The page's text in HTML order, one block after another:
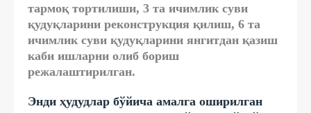
тармоқ тортилиши, 3 та ичимлик суви
қудуқларини реконструкция қилиш, 6 та
ичимлик суви қудуқларини янгитдан қазиш
каби ишларни олиб бориш
режалаштирилган.
Энди ҳудудлар бўйича амалга оширилган